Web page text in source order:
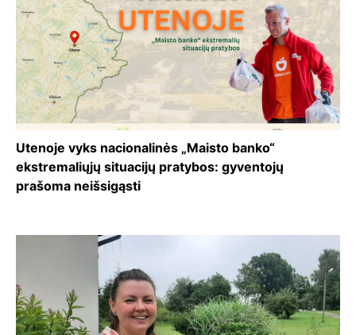
Utenoje vyks nacionalinės „Maisto banko“
ekstremaliųjų situacijų pratybos: gyventojų
prašoma neišsigąsti